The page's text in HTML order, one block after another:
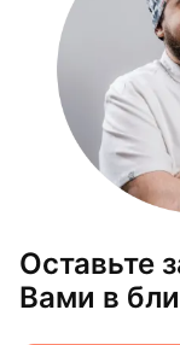
Оставьте
Вами в